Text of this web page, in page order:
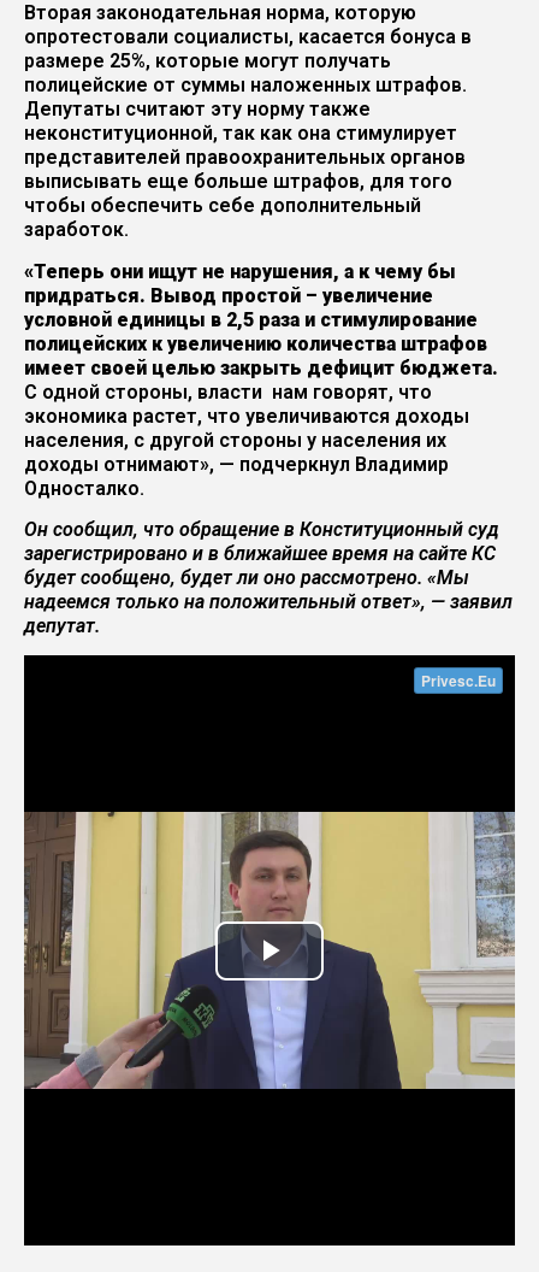
Вторая законодательная норма, которую
опротестовали социалисты, касается бонуса в
размере 25%, которые могут получать
полицейские от суммы наложенных штрафов.
Депутаты считают эту норму также
неконституционной, так как она стимулирует
представителей правоохранительных органов
выписывать еще больше штрафов, для того
чтобы обеспечить себе дополнительный
заработок.
«Теперь они ищут не нарушения, а к чему бы
придраться. Вывод простой – увеличение
условной единицы в 2,5 раза и стимулирование
полицейских к увеличению количества штрафов
имеет своей целью закрыть дефицит бюджета.
С одной стороны, власти нам говорят, что
экономика растет, что увеличиваются доходы
населения, с другой стороны у населения их
доходы отнимают», — подчеркнул Владимир
Односталко.
Он сообщил, что обращение в Конституционный суд
зарегистрировано и в ближайшее время на сайте КС
будет сообщено, будет ли оно рассмотрено. «Мы
надеемся только на положительный ответ», — заявил
депутат.